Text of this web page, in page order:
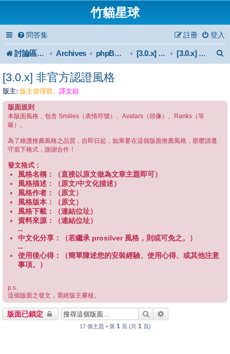
竹貓星球
問答集 登入
註冊
討論區首頁 Archives phpBB 3.0.x Forum Archive [3.0.x] Style [3.0.x] 非官方認證風格
[3.0.x] 非官方認證風格
版主: 版主管理群、 譯文組
版面規則
本版面風格，包含 Smilies（表情符號）、Avatars（頭像）、Ranks（等
級）。
為了維護推薦風格之品質，自即日起，如果要在這個版面推薦風格，那麼請遵
守底下格式，謝謝合作！
發文格式：
風格名稱：（直接以原文做為文章主題即可）
風格描述：（原文/中文化描述）
風格作者：（原文）
風格版本：（原文）
風格下載：（連結位址）
資料來源：（連結位址）
--
中文化分享：（若繼承 prosilver 風格，則或可免之。）
--
使用後心得：（簡單陳述您的安裝經驗、使用心得、或其他注意
事項。）
p.s.
這個版面之發文，需經版主審核。
版面已鎖定 搜尋
17 個主題 • 第 1 頁 (共 1 頁)